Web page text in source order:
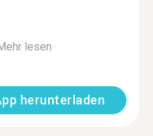
lesen
herunterladen